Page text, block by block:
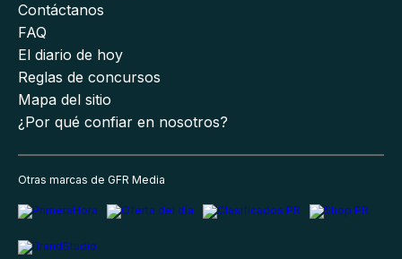
Contáctanos
FAQ
El diario de hoy
Reglas de concursos
Mapa del sitio
¿Por qué confiar en nosotros?
Otras marcas de GFR Media